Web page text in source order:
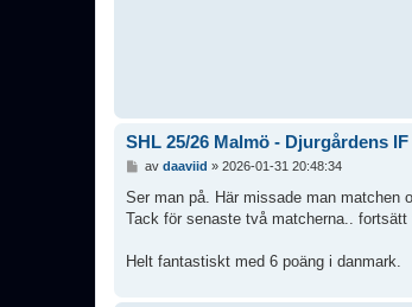
SHL 25/26 Malmö - Djurgårdens IF
l
g
av daaviid » 2026-01-31 20:48:34
Ser man på. Här missade man matchen
Tack för senaste två matcherna.. fortsätt
Helt fantastiskt med 6 poäng i danmark.